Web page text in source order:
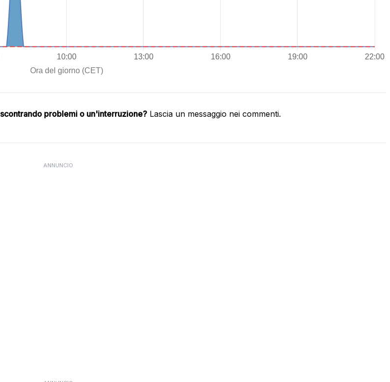
problemi o un'interruzione? Lascia un messaggio nei commenti.
ANNUNCIO